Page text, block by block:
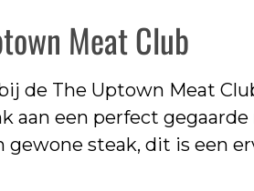
Meat Club
de The Uptown Meat
een perfect gegaarde
steak, dit is een